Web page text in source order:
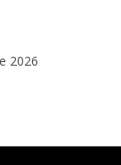
2026